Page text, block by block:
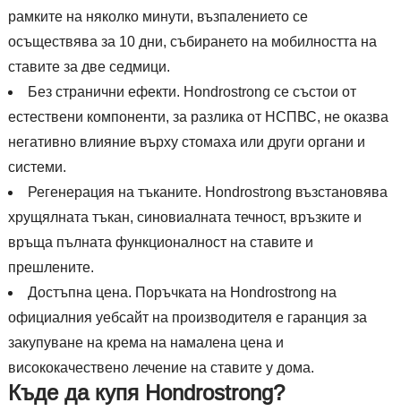
рамките на няколко минути, възпалението се
осъществява за 10 дни, събирането на мобилността на
ставите за две седмици.
Без странични ефекти. Hondrostrong се състои от
естествени компоненти, за разлика от НСПВС, не оказва
негативно влияние върху стомаха или други органи и
системи.
Регенерация на тъканите. Hondrostrong възстановява
хрущялната тъкан, синовиалната течност, връзките и
връща пълната функционалност на ставите и
прешлените.
Достъпна цена. Поръчката на Hondrostrong на
официалния уебсайт на производителя е гаранция за
закупуване на крема на намалена цена и
висококачествено лечение на ставите у дома.
Къде да купя Hondrostrong?